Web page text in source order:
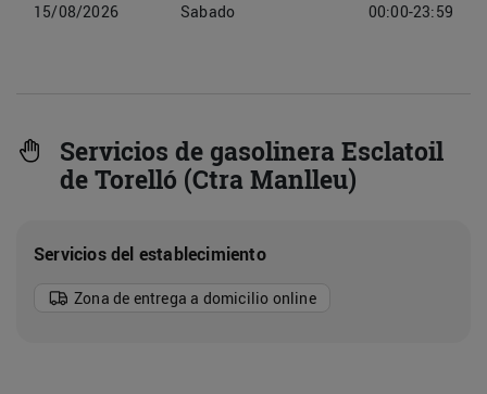
15/08/2026 Sabado 00:00-23:59
Servicios de gasolinera Esclatoil
de Torelló (Ctra Manlleu)
Servicios del establecimiento
Zona de entrega a domicilio online